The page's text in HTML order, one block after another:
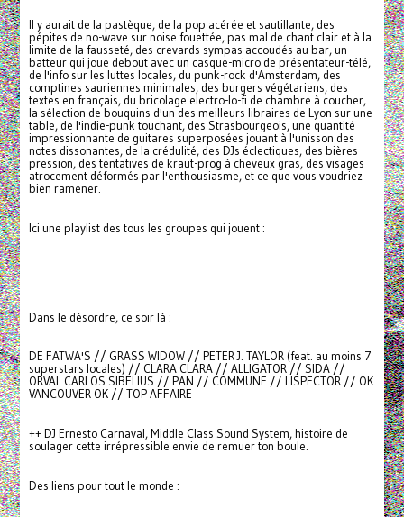
Il y aurait de la pastèque, de la pop acérée et sautillante, des
pépites de no-wave sur noise fouettée, pas mal de chant clair et à la
limite de la fausseté, des crevards sympas accoudés au bar, un
batteur qui joue debout avec un casque-micro de présentateur-télé,
de l'info sur les luttes locales, du punk-rock d'Amsterdam, des
comptines sauriennes minimales, des burgers végétariens, des
textes en français, du bricolage electro-lo-fi de chambre à coucher,
la sélection de bouquins d'un des meilleurs libraires de Lyon sur une
table, de l'indie-punk touchant, des Strasbourgeois, une quantité
impressionnante de guitares superposées jouant à l'unisson des
notes dissonantes, de la crédulité, des DJs éclectiques, des bières
pression, des tentatives de kraut-prog à cheveux gras, des visages
atrocement déformés par l'enthousiasme, et ce que vous voudriez
bien ramener.
Ici une playlist des tous les groupes qui jouent :
Dans le désordre, ce soir là :
DE FATWA'S // GRASS WIDOW // PETER J. TAYLOR (feat. au moins 7
superstars locales) // CLARA CLARA // ALLIGATOR // SIDA //
ORVAL CARLOS SIBELIUS // PAN // COMMUNE // LISPECTOR // OK
VANCOUVER OK // TOP AFFAIRE
++ DJ Ernesto Carnaval, Middle Class Sound System, histoire de
soulager cette irrépressible envie de remuer ton boule.
Des liens pour tout le monde :